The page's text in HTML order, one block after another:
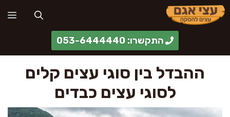
לדלג
לתוכן
התקשרו: 053-6444440
ההבדל בין סוגי עצים קלים
לסוגי עצים כבדים